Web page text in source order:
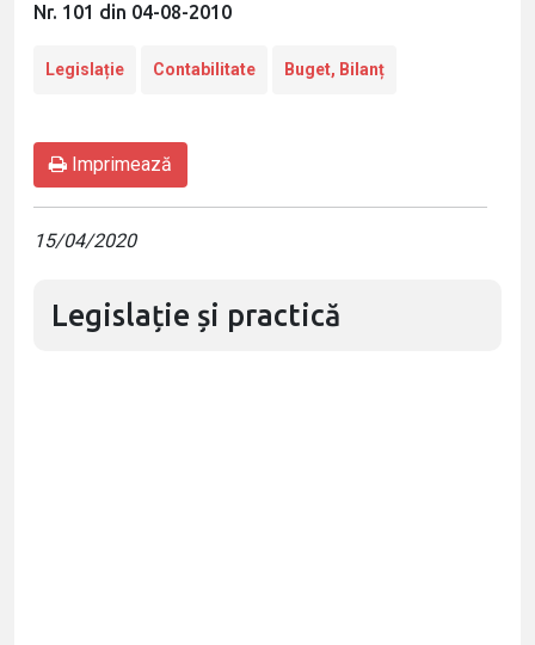
Nr. 101 din 04-08-2010
Legislație Contabilitate Buget, Bilanț
Imprimează
15/04/2020
Legislație și practică